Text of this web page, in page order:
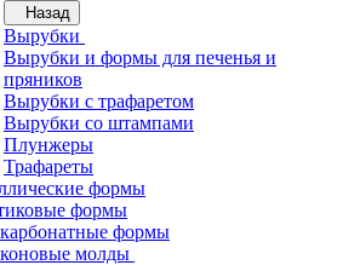
Назад
Вырубки
Вырубки и формы для печенья и
пряников
Вырубки с трафаретом
Вырубки со штампами
Плунжеры
Трафареты
формы
формы
формы
молды